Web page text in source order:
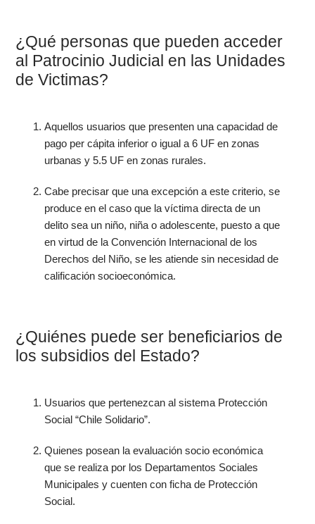
¿Qué personas que pueden acceder
al Patrocinio Judicial en las Unidades
de Victimas?
Aquellos usuarios que presenten una capacidad de
pago per cápita inferior o igual a 6 UF en zonas
urbanas y 5.5 UF en zonas rurales.
Cabe precisar que una excepción a este criterio, se
produce en el caso que la víctima directa de un
delito sea un niño, niña o adolescente, puesto a que
en virtud de la Convención Internacional de los
Derechos del Niño, se les atiende sin necesidad de
calificación socioeconómica.
¿Quiénes puede ser beneficiarios de
los subsidios del Estado?
Usuarios que pertenezcan al sistema Protección
Social “Chile Solidario”.
Quienes posean la evaluación socio económica
que se realiza por los Departamentos Sociales
Municipales y cuenten con ficha de Protección
Social.